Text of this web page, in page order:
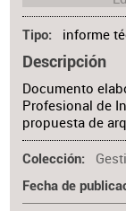
Tipo informe
Descripción
Documento
Profesional de
propuesta de
Colección
Fecha de